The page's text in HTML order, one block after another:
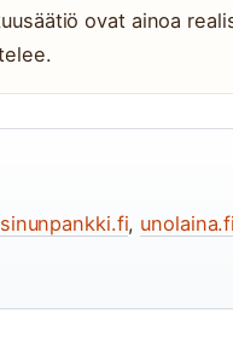
ovat ainoa
sinunpankki.fi,